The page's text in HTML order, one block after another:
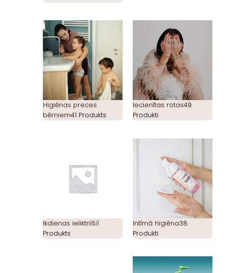
Higiēnas preces
bērniem41 Produkts
Iecienītas rotas49
Produkti
Ikdienas ieliktnīši1
Produkts
Intīmā higiēna38
Produkti